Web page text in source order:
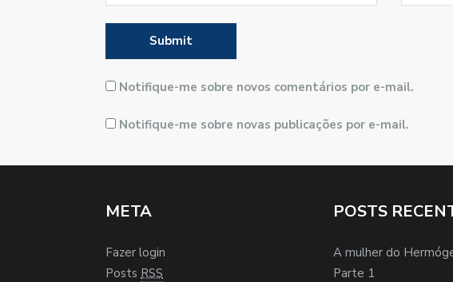
Notifique-me sobre novos comentários por e-mail.
Notifique-me sobre novas publicações por e-mail.
META
Fazer login
Posts RSS
POSTS
A mulher do
Parte 1